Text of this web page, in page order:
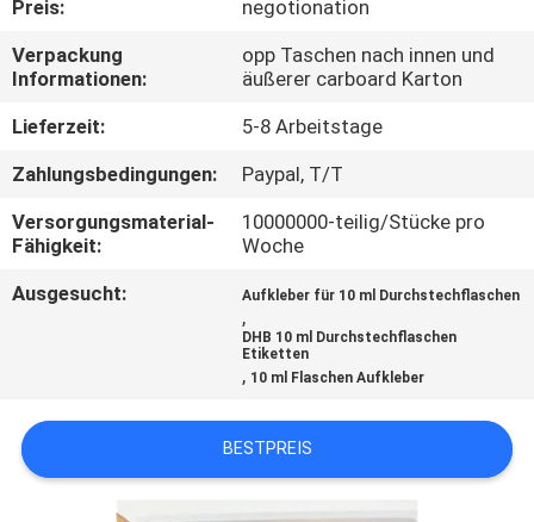
TRETEN
SIE
MIT
UNS
VERBINDUNG
NACHRICHTEN
SITEMAP
Preis:
negotionation
Verpackung
Informationen:
opp Taschen nach innen und
äußerer carboard Karton
Lieferzeit:
5-8 Arbeitstage
Zahlungsbedingungen:
Paypal, T/T
Versorgungsmaterial-
Fähigkeit:
10000000-teilig/Stücke pro
Woche
Ausgesucht:
Aufkleber für 10 ml Durchstechflaschen
,
DHB 10 ml Durchstechflaschen
Etiketten
, 10 ml Flaschen Aufkleber
BESTPREIS